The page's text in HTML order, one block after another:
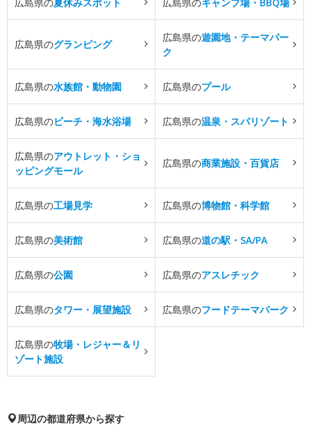
広島県のグランピング
広島県の遊園地・テーマパー
ク
広島県の水族館・動物園 広島県のプール
広島県のビーチ・海水浴場 広島県の温泉・スパリゾート
広島県のアウトレット・ショ
ッピングモール
広島県の商業施設・百貨店
広島県の工場見学 広島県の博物館・科学館
広島県の美術館 広島県の道の駅・SA/PA
広島県の公園 広島県のアスレチック
広島県のタワー・展望施設 広島県のフードテーマパーク
広島県の牧場・レジャー＆リ
ゾート施設
周辺の都道府県から探す